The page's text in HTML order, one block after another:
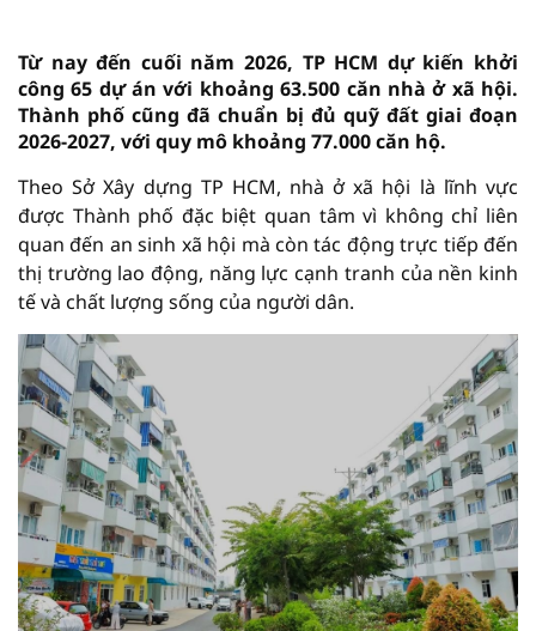
Từ nay đến cuối năm 2026, TP HCM dự kiến khởi
công 65 dự án với khoảng 63.500 căn nhà ở xã hội.
Thành phố cũng đã chuẩn bị đủ quỹ đất giai đoạn
2026-2027, với quy mô khoảng 77.000 căn hộ.
Theo Sở Xây dựng TP HCM, nhà ở xã hội là lĩnh vực
được Thành phố đặc biệt quan tâm vì không chỉ liên
quan đến an sinh xã hội mà còn tác động trực tiếp đến
thị trường lao động, năng lực cạnh tranh của nền kinh
tế và chất lượng sống của người dân.